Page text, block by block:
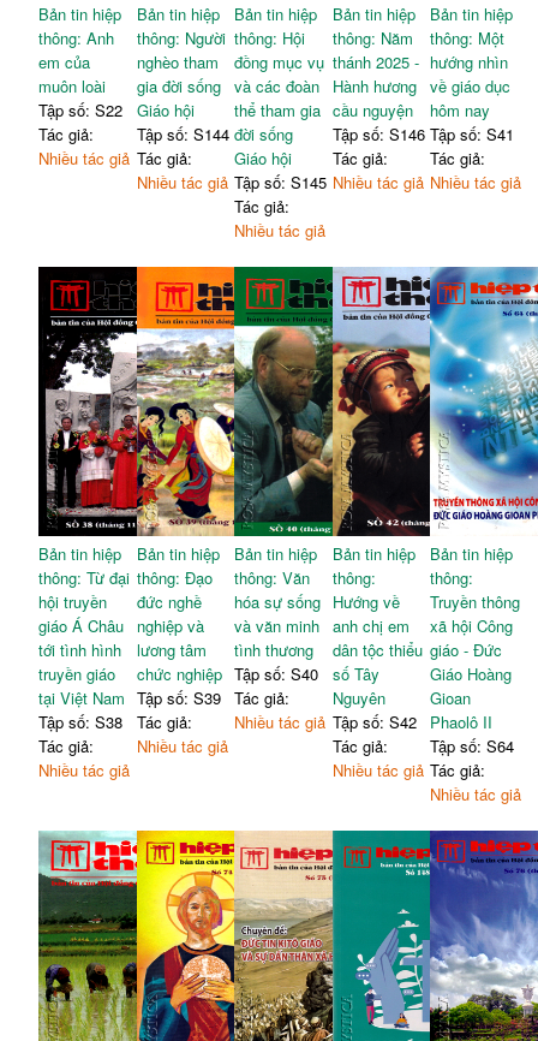
Bản tin hiệp
thông: Anh
em của
muôn loài
Tập số: S22
Tác giả:
Nhiều tác giả
Bản tin hiệp
thông: Người
nghèo tham
gia đời sống
Giáo hội
Tập số: S144
Tác giả:
Nhiều tác giả
Bản tin hiệp
thông: Hội
đồng mục vụ
và các đoàn
thể tham gia
đời sống
Giáo hội
Tập số: S145
Tác giả:
Nhiều tác giả
Bản tin hiệp
thông: Năm
thánh 2025 -
Hành hương
cầu nguyện
Tập số: S146
Tác giả:
Nhiều tác giả
Bản tin hiệp
thông: Một
hướng nhìn
về giáo dục
hôm nay
Tập số: S41
Tác giả:
Nhiều tác giả
Bản tin hiệp
thông: Từ đại
hội truyền
giáo Á Châu
tới tình hình
truyền giáo
tại Việt Nam
Tập số: S38
Tác giả:
Nhiều tác giả
Bản tin hiệp
thông: Đạo
đức nghề
nghiệp và
lương tâm
chức nghiệp
Tập số: S39
Tác giả:
Nhiều tác giả
Bản tin hiệp
thông: Văn
hóa sự sống
và văn minh
tình thương
Tập số: S40
Tác giả:
Nhiều tác giả
Bản tin hiệp
thông:
Hướng về
anh chị em
dân tộc thiểu
số Tây
Nguyên
Tập số: S42
Tác giả:
Nhiều tác giả
Bản tin hiệp
thông:
Truyền thông
xã hội Công
giáo - Đức
Giáo Hoàng
Gioan
Phaolô II
Tập số: S64
Tác giả:
Nhiều tác giả